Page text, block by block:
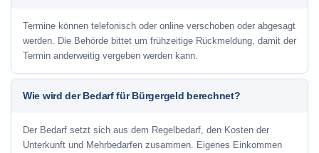
Termine können telefonisch oder online verschoben oder abgesagt
werden. Die Behörde bittet um frühzeitige Rückmeldung, damit der
Termin anderweitig vergeben werden kann.
Wie wird der Bedarf für Bürgergeld berechnet?
Der Bedarf setzt sich aus dem Regelbedarf, den Kosten der
Unterkunft und Mehrbedarfen zusammen. Eigenes Einkommen